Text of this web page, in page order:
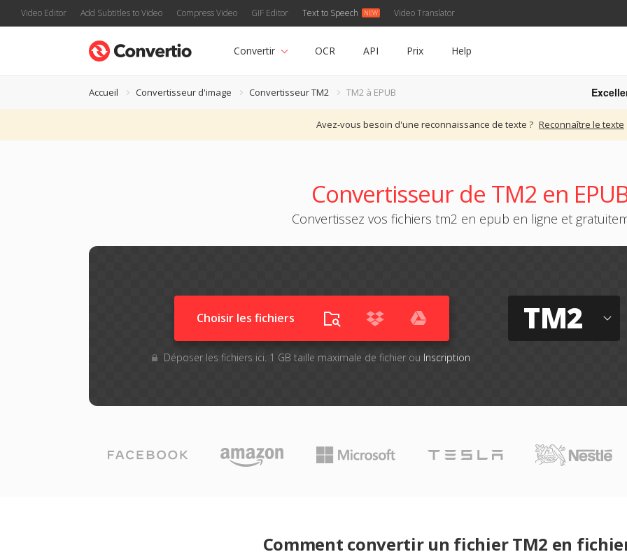
Video Editor Add Subtitles to Video Compress Video GIF Editor Text to Speech Video Translator
Convertir OCR API Prix Help
Accueil Convertisseur d'image Convertisseur TM2 TM2 à EPUB
Avez-vous besoin d'une reconnaissance de texte ? Reconnaître le texte
Convertisseur de TM2 en
Convertissez vos fichiers tm2 en epub en ligne et
Choisir les fichiers
Déposer les fichiers ici. 1 GB taille maximale de fichier ou Inscription
TM2
Comment convertir un fichier TM2 en